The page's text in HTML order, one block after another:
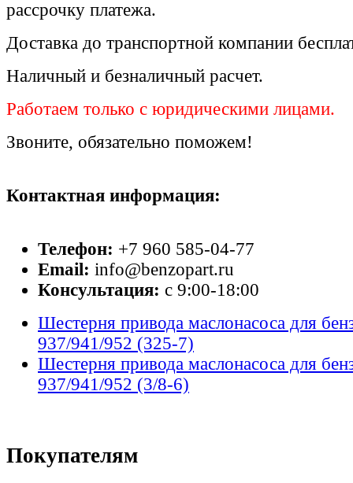
рассрочку платежа.
Доставка до транспортной компании
Наличный и безналичный расчет.
Работаем только с юридическими лицами.
Звоните, обязательно поможем!
Контактная информация:
Телефон: +7 960 585-04-77
Email: info@benzopart.ru
Консультация: с 9:00-18:00
Шестерня привода маслонасоса для
937/941/952 (325-7)
Шестерня привода маслонасоса для
937/941/952 (3/8-6)
Покупателям